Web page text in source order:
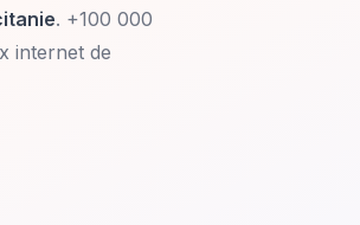
. +100 000
internet de